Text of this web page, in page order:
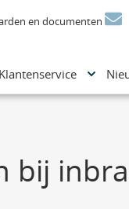
Klantenservice
en documenten
bij